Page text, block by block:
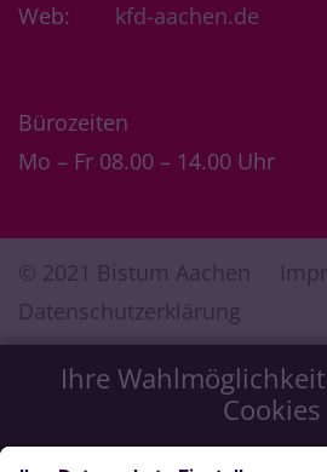
Ihre
Cookies
Wir möchten Ihnen ein optimales
Web:
kfd-aachen.de
Bürozeiten
Mo – Fr 08.00 – 14.00 Uhr
© 2021 Bistum Aachen
Datenschutzerklärung